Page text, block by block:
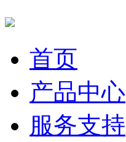
首页
产品中心
服务支持